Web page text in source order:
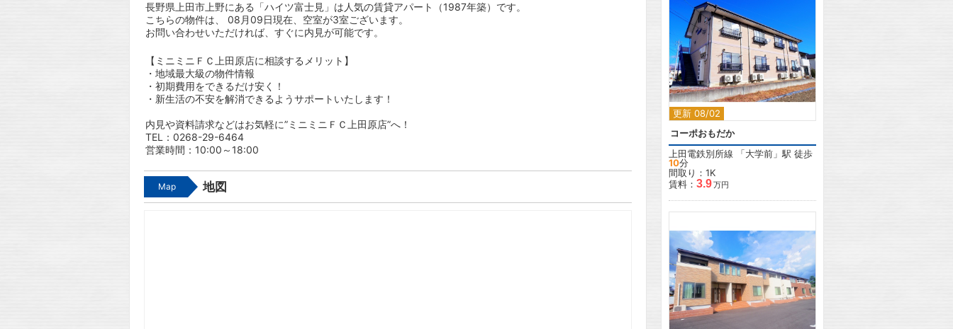
長野県上田市上野にある「ハイツ富士見」は人気の賃貸アパート（1987年築）です。
こちらの物件は、 08月09日現在、空室が3室ございます。
お問い合わせいただければ、すぐに内見が可能です。
【ミニミニＦＣ上田原店に相談するメリット】
・地域最大級の物件情報
・初期費用をできるだけ安く！
・新生活の不安を解消できるようサポートいたします！
内見や資料請求などはお気軽に”ミニミニＦＣ上田原店”へ！
TEL：0268-29-6464
営業時間：10:00～18:00
Map 地図
更新 08/02
2
コーポおもだか
上田電鉄別所線 「大学前 」駅 徒歩
10分
間取り：1K
賃料： 3.9万円
2